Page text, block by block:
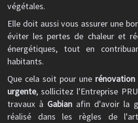
végétales.
Elle doit aussi vous assurer une
éviter les pertes de chaleur et
énergétiques, tout en
habitants.
Que cela soit pour une rénovation
urgente, sollicitez l'Entreprise
travaux à Gabian afin d'avoir la
réalisé dans les règles de